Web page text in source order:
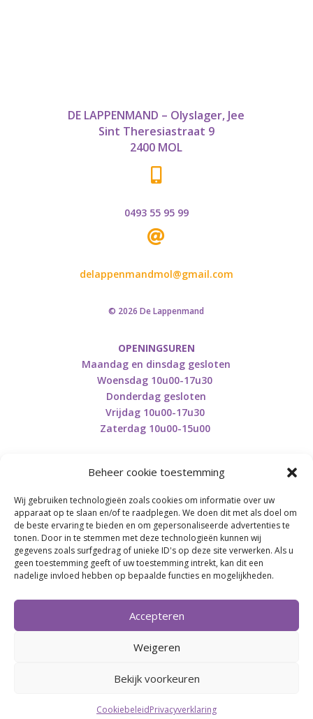
Beheer cookie toestemming
Wij gebruiken technologieën zoals cookies om informatie over uw
apparaat op te slaan en/of te raadplegen. We doen dit met als doel om
de beste ervaring te bieden en om gepersonaliseerde advertenties te
tonen. Door in te stemmen met deze technologieën kunnen wij
gegevens zoals surfgedrag of unieke ID's op deze site verwerken. Als u
geen toestemming geeft of uw toestemming intrekt, kan dit een
nadelige invloed hebben op bepaalde functies en mogelijkheden.
Accepteren
Weigeren
Bekijk voorkeuren
CookiebeleidPrivacyverklaring
DE LAPPENMAND – Olyslager, Jee
Sint Theresiastraat 9
2400 MOL

0493 55 95 99

delappenmandmol@gmail.com
© 2026 De Lappenmand
OPENINGSUREN
Maandag en dinsdag gesloten
Woensdag 10u00-17u30
Donderdag gesloten
Vrijdag 10u00-17u30
Zaterdag 10u00-15u00
Retourneren en herroepen
BE0746.853.082
BREI- EN HAAK-ATELJEE
Momenteel on hold wegens medische reden.
Heropstart september.
Webdesign byConnection Communication